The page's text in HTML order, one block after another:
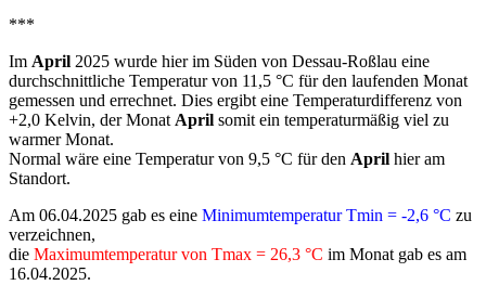
***
Im April 2025 wurde hier im Süden von Dessau-Roßlau eine
durchschnittliche Temperatur von 11,5 °C für den laufenden Monat
gemessen und errechnet. Dies ergibt eine Temperaturdifferenz von
+2,0 Kelvin, der Monat April somit ein temperaturmäßig viel zu
warmer Monat.
Normal wäre eine Temperatur von 9,5 °C für den April hier am
Standort.
Am 06.04.2025 gab es eine Minimumtemperatur Tmin = -2,6 °C zu
verzeichnen,
die Maximumtemperatur von Tmax = 26,3 °C im Monat gab es am
16.04.2025.